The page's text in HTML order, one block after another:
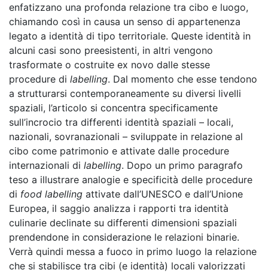
enfatizzano una profonda relazione tra cibo e luogo,
chiamando così in causa un senso di appartenenza
legato a identità di tipo territoriale. Queste identità in
alcuni casi sono preesistenti, in altri vengono
trasformate o costruite ex novo dalle stesse
procedure di labelling. Dal momento che esse tendono
a strutturarsi contemporaneamente su diversi livelli
spaziali, l’articolo si concentra specificamente
sull’incrocio tra differenti identità spaziali – locali,
nazionali, sovranazionali – sviluppate in relazione al
cibo come patrimonio e attivate dalle procedure
internazionali di labelling. Dopo un primo paragrafo
teso a illustrare analogie e specificità delle procedure
di food labelling attivate dall’UNESCO e dall’Unione
Europea, il saggio analizza i rapporti tra identità
culinarie declinate su differenti dimensioni spaziali
prendendone in considerazione le relazioni binarie.
Verrà quindi messa a fuoco in primo luogo la relazione
che si stabilisce tra cibi (e identità) locali valorizzati